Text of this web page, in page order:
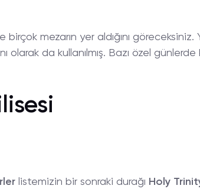
mezarın yer aldığını
olarak da kullanılmış. Bazı özel
listemizin bir sonraki durağı Holy